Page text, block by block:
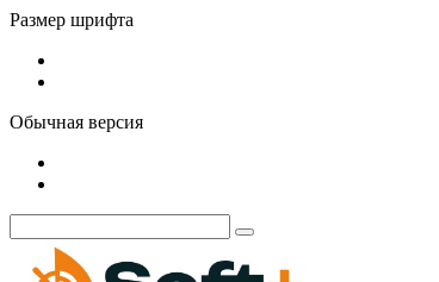
Размер шрифта
Обычная версия